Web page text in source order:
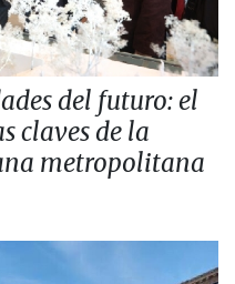
del futuro: el
claves de la
metropolitana